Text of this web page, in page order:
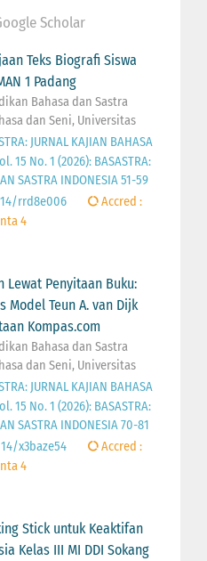
Scholar
Teks Biografi Siswa
1 Padang
Bahasa dan Sastra
dan Seni, Universitas
JURNAL KAJIAN BAHASA
15 No. 1 (2026): BASASTRA:
SASTRA INDONESIA 51-59
rrd8e006
Accred :
4
Lewat Penyitaan Buku:
Model Teun A. van Dijk
Kompas.com
Bahasa dan Sastra
dan Seni, Universitas
JURNAL KAJIAN BAHASA
15 No. 1 (2026): BASASTRA:
SASTRA INDONESIA 70-81
x3baze54
Accred :
4
Stick untuk Keaktifan
Kelas III MI DDI Sokang